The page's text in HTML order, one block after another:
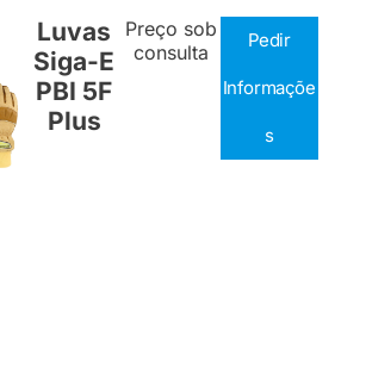
Luvas
Siga-E
PBI 5F
Plus
Preço sob
consulta
Pedir
Informaçõe
s